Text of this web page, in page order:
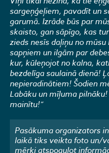
sargeņģeļiem, pavadīt un
garumā. Izrāde būs par
skaisto, gan sāpīgo, kas
zieds nesīs daļiņu no
sapņiem un ilgām par
kur, kūleņojot no kalna,
bezdelīga saulainā dienā!
nepieradinātiem! Šodien
Labāku un mīļuma
mainītu!”
Pasākuma organizators
laikā tiks veikta foto un/
mērķi atspoguļot